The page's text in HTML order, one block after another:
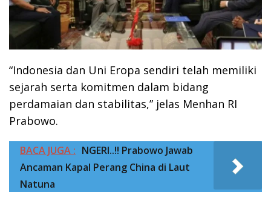
“Indonesia dan Uni Eropa sendiri telah memiliki
sejarah serta komitmen dalam bidang
perdamaian dan stabilitas,” jelas Menhan RI
Prabowo.
BACA JUGA : NGERI..!! Prabowo Jawab
Ancaman Kapal Perang China di Laut
Natuna